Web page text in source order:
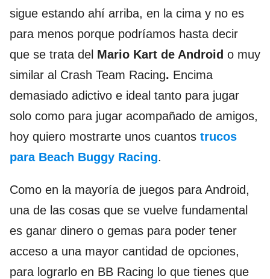
sigue estando ahí arriba, en la cima y no es
para menos porque podríamos hasta decir
que se trata del Mario Kart de Android o muy
similar al Crash Team Racing. Encima
demasiado adictivo e ideal tanto para jugar
solo como para jugar acompañado de amigos,
hoy quiero mostrarte unos cuantos trucos
para Beach Buggy Racing.
Como en la mayoría de juegos para Android,
una de las cosas que se vuelve fundamental
es ganar dinero o gemas para poder tener
acceso a una mayor cantidad de opciones,
para lograrlo en BB Racing lo que tienes que